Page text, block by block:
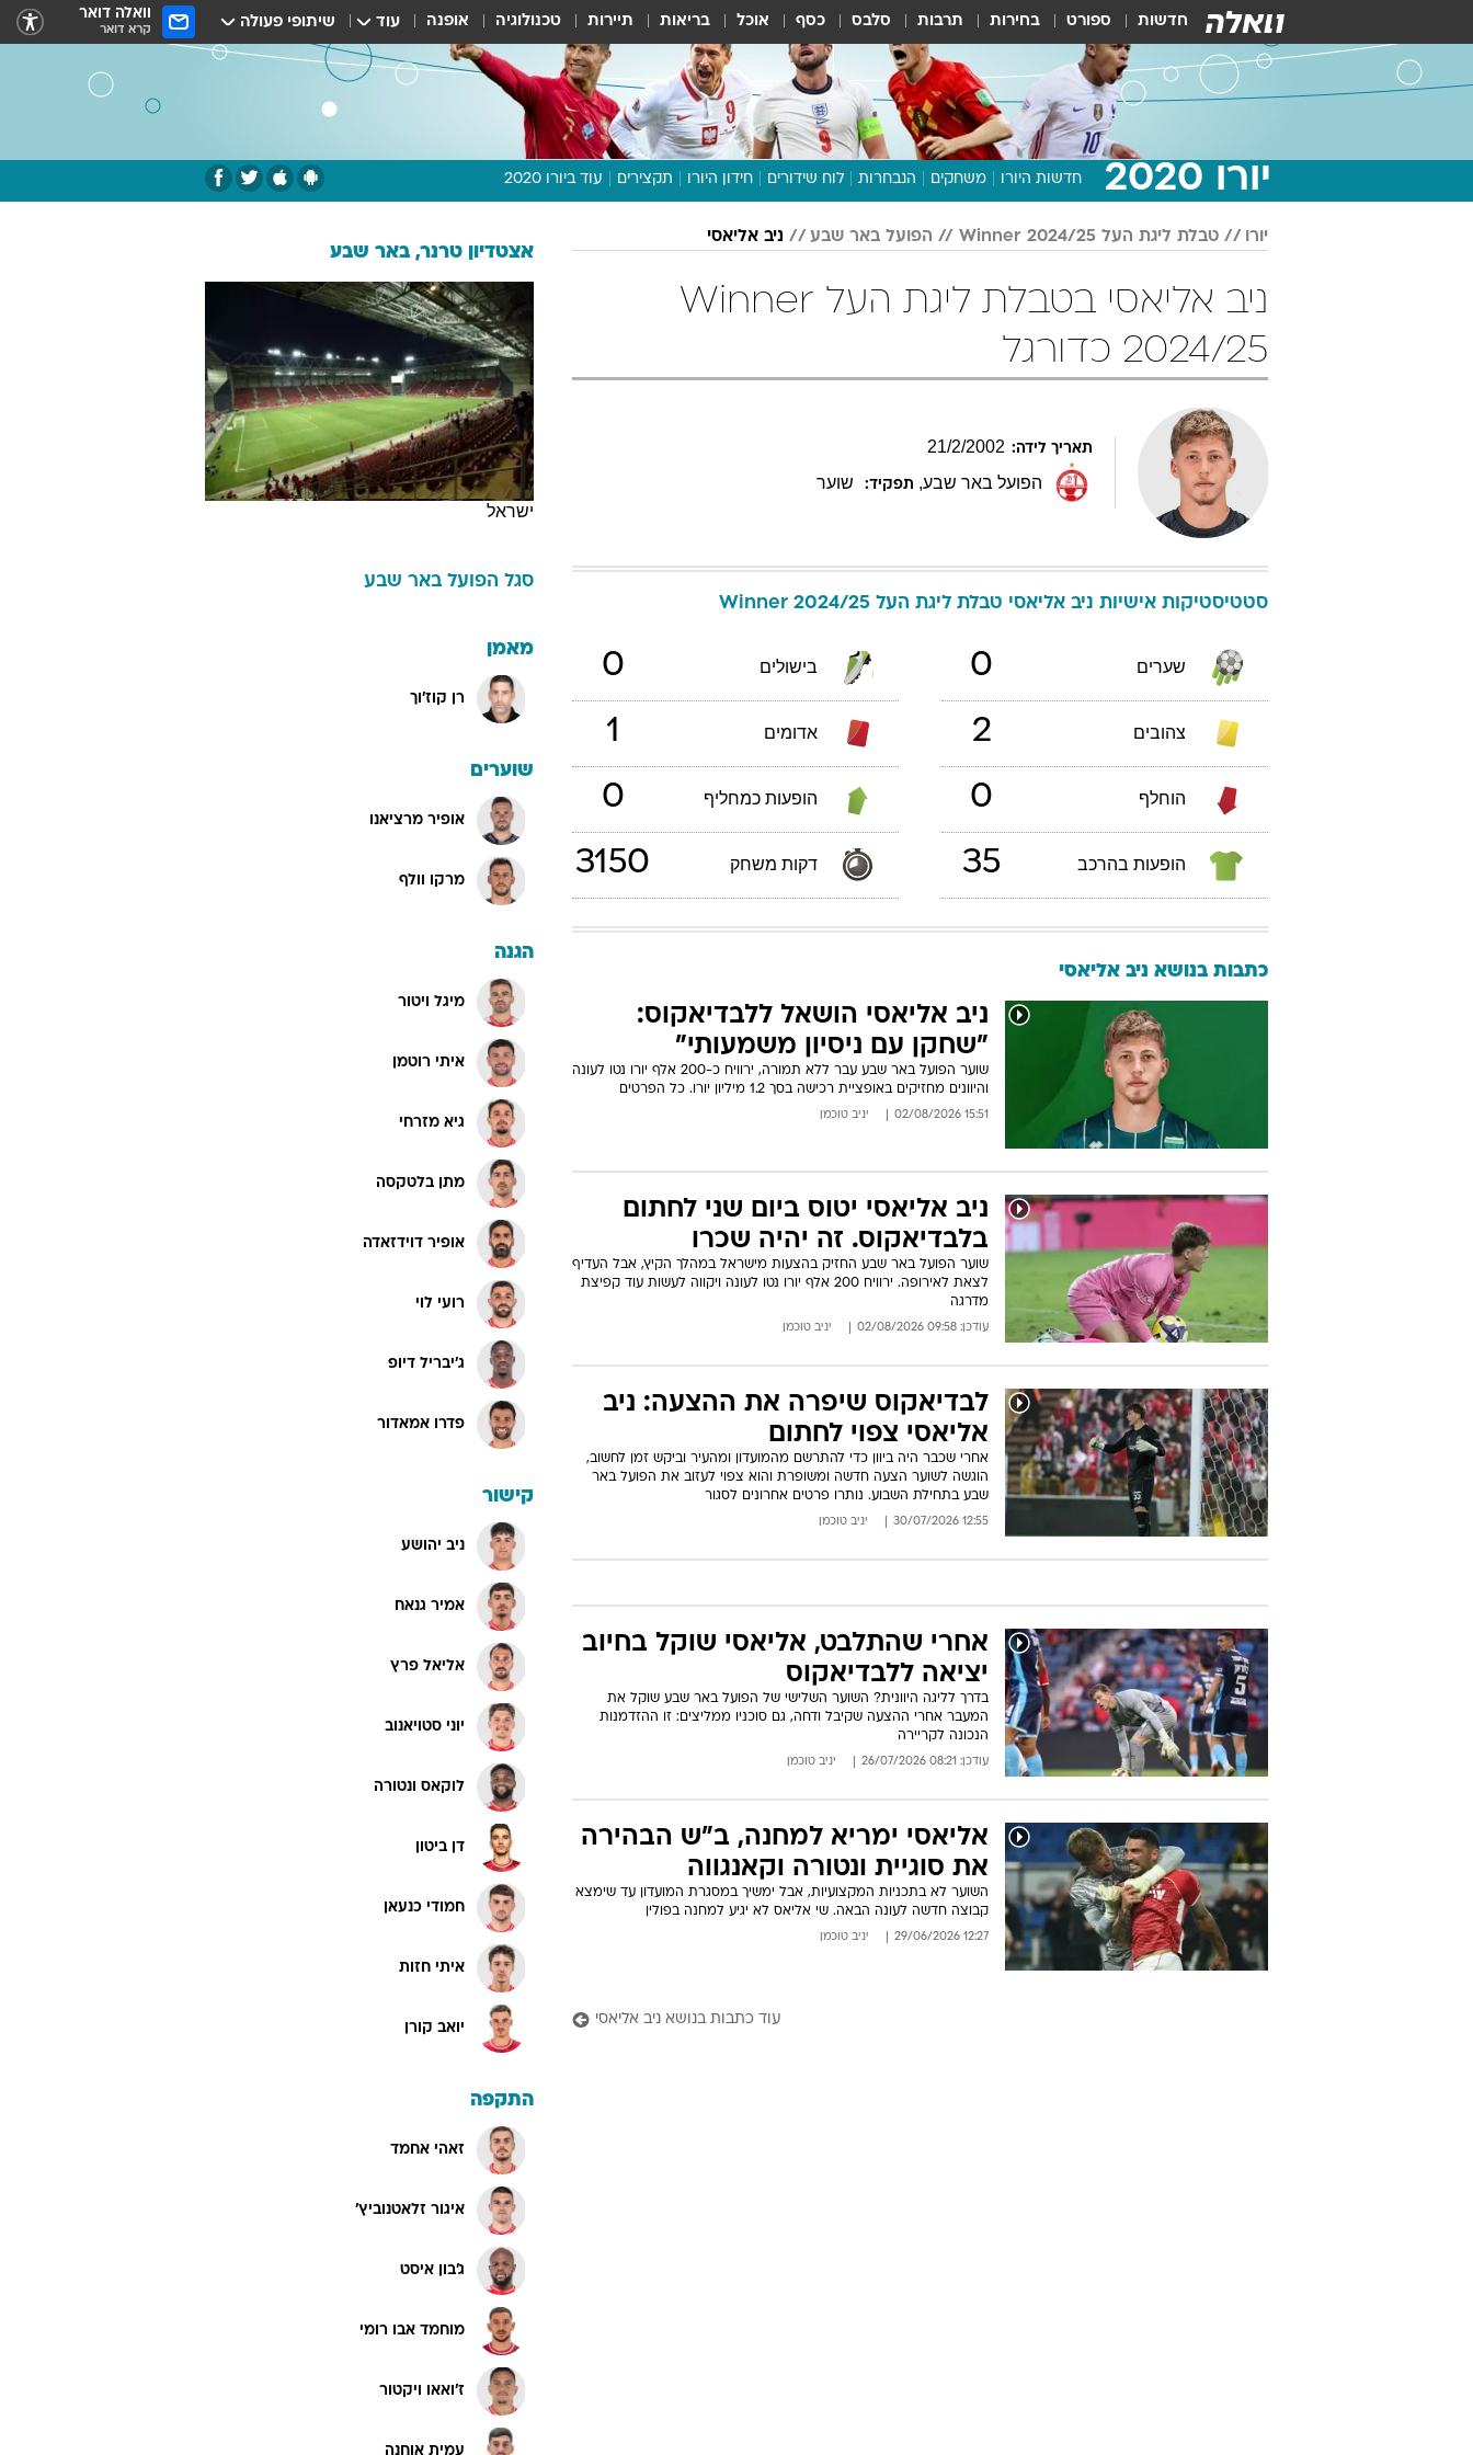
חדשות ספורט בחירות תרבות סלבס כסף אוכל בריאות תיירות טכנולוגיה אופנה עוד שיתופי פעולה וואלה דואר
קרא דואר
יורו 2020 חדשות היורו משחקים הנבחרות לוח שידורים חידון היורו תקצירים עוד ביורו 2020
תכנית היורו
דעות ופרשנויות
וואלה! ספורט
יורו טבלת ליגת העל Winner 2024/25 הפועל באר שבע ניב אליאסי
ניב אליאסי בטבלת ליגת העל Winner
2024/25 כדורגל
תאריך לידה: 21/2/2002
הפועל באר שבע, תפקיד: שוער
סטטיסטיקות אישיות ניב אליאסי טבלת ליגת העל Winner 2024/25
שערים 0 בישולים 0
צהובים 2 אדומים 1
הוחלף 0 הופעות כמחליף 0
הופעות בהרכב 35 דקות משחק 3150
כתבות בנושא ניב אליאסי
ניב אליאסי הושאל ללבדיאקוס:
"שחקן עם ניסיון משמעותי"
שוער הפועל באר שבע עבר ללא תמורה, ירוויח כ-200 אלף יורו נטו לעונה
והיוונים מחזיקים באופציית רכישה בסך 1.2 מיליון יורו. כל הפרטים
15:51 02/08/2026 יניב טוכמן
ניב אליאסי יטוס ביום שני לחתום
בלבדיאקוס. זה יהיה שכרו
שוער הפועל באר שבע החזיק בהצעות מישראל במהלך הקיץ, אבל העדיף
לצאת לאירופה. ירוויח 200 אלף יורו נטו לעונה ויקווה לעשות עוד קפיצת
מדרגה
עודכן: 09:58 02/08/2026 יניב טוכמן
לבדיאקוס שיפרה את ההצעה: ניב
אליאסי צפוי לחתום
אחרי שכבר היה ביוון כדי להתרשם מהמועדון ומהעיר וביקש זמן לחשוב,
הוגשה לשוער הצעה חדשה ומשופרת והוא צפוי לעזוב את הפועל באר
שבע בתחילת השבוע. נותרו פרטים אחרונים לסגור
12:55 30/07/2026 יניב טוכמן
אחרי שהתלבט, אליאסי שוקל בחיוב
יציאה ללבדיאקוס
בדרך לליגה היוונית? השוער השלישי של הפועל באר שבע שוקל את
המעבר אחרי ההצעה שקיבל ודחה, גם סוכניו ממליצים: זו ההזדמנות
הנכונה לקריירה
עודכן: 08:21 26/07/2026 יניב טוכמן
אליאסי ימריא למחנה, ב"ש הבהירה
את סוגיית ונטורה וקאנגווה
השוער לא בתכניות המקצועיות, אבל ימשיך במסגרת המועדון עד שימצא
קבוצה חדשה לעונה הבאה. שי אליאס לא יגיע למחנה בפולין
12:27 29/06/2026 יניב טוכמן
עוד כתבות בנושא ניב אליאסי
אצטדיון טרנר, באר שבע
ישראל
סגל הפועל באר שבע
מאמן
רן קוז'וך
שוערים
אופיר מרציאנו
מרקו וולף
הגנה
מיגל ויטור
איתי רוטמן
גיא מזרחי
מתן בלטקסה
אופיר דוידזאדה
רועי לוי
ג'יבריל דיופ
פדרו אמאדור
קישור
ניב יהושע
אמיר גנאח
אליאל פרץ
יוני סטויאנוב
לוקאס ונטורה
דן ביטון
חמודי כנעאן
איתי חזות
יואב קורן
התקפה
זאהי אחמד
איגור זלאטנוביץ'
ג'בון איסט
מוחמד אבו רומי
ז'ואאו ויקטור
עמית אוחנה